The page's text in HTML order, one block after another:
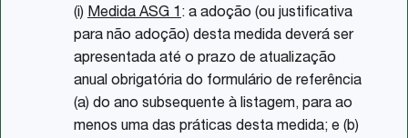
(i) Medida ASG 1: a adoção (ou justificativa
para não adoção) desta medida deverá ser
apresentada até o prazo de atualização
anual obrigatória do formulário de referência
(a) do ano subsequente à listagem, para ao
menos uma das práticas desta medida; e (b)